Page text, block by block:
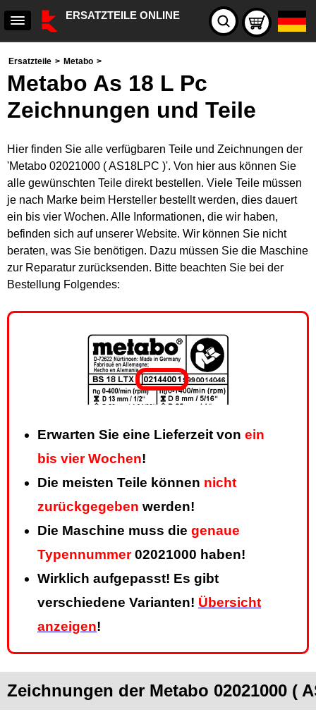
ERSATZTEILE ONLINE
Ersatzteile > Metabo >
Metabo As 18 L Pc
Zeichnungen und Teile
Hier finden Sie alle verfügbaren Teile und Zeichnungen der
'Metabo 02021000 ( AS18LPC )'. Von hier aus können Sie
alle gewünschten Teile direkt bestellen. Viele Teile müssen
je nach Marke beim Hersteller bestellt werden, dies dauert
ein bis vier Wochen. Alle Informationen, die wir haben,
befinden sich auf unserer Website. Wir können Sie nicht
beraten, was Sie benötigen. Dazu müssen Sie die Maschine
zur Reparatur zurücksenden. Bitte beachten Sie bei der
Bestellung Folgendes:
Erwarten Sie eine Lieferzeit von ein
bis vier Wochen!
Die meisten Teile können nicht
zurückgegeben werden!
Die Maschine muss die genaue
Typennummer02021000 haben!
Wirklich aufgepasst! Es gibt
verschiedene Varianten! Übersicht
anzeigen!
Zeichnungen der Metabo 02021000 (